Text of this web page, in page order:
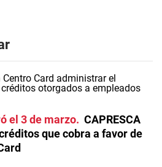
el 3 de marzo
CAPRESCA
que cobra a favor de